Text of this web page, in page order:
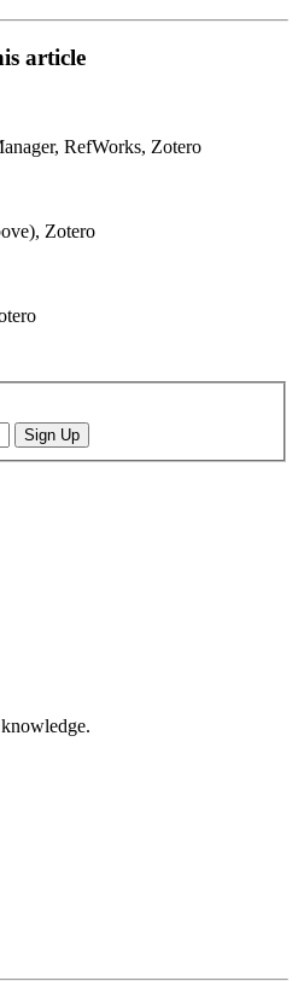
article
RefWorks, Zotero
Zotero